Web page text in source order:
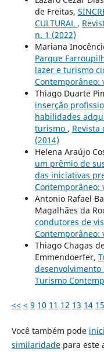
de Freitas,
CULTURAL ,
n. 1 (2022)
Mariana
Parque
lazer e turismo
Contemporâneo:
Thiago Duarte
inserção
habilidades
turismo , Revista
(2014)
Helena Araújo
um prêmio de
das iniciativas
Contemporâneo:
Antonio Rafael
Magalhães da
condutores de
Contemporâneo:
Thiago Chagas
Emmendoerfer,
desenvolvimento
Turismo
<< < 9 10 11 12 13 14 15
Você também pode
similaridadepara este